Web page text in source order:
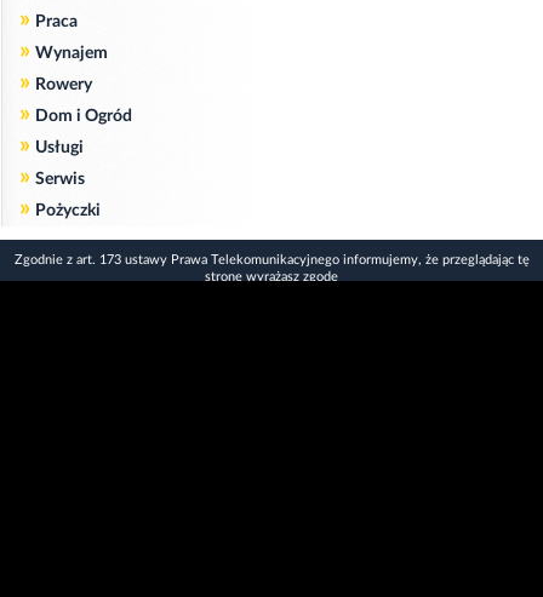
» Praca
» Wynajem
» Rowery
» Dom i Ogród
» Usługi
» Serwis
» Pożyczki
Zgodnie z art. 173 ustawy Prawa Telekomunikacyjnego informujemy, że przeglądając tę
stronę wyrażasz zgodę